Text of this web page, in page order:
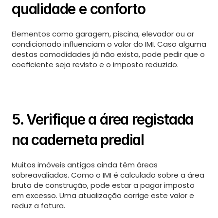
qualidade e conforto
Elementos como garagem, piscina, elevador ou ar
condicionado influenciam o valor do IMI. Caso alguma
destas comodidades já não exista, pode pedir que o
coeficiente seja revisto e o imposto reduzido.
5. Verifique a área registada
na caderneta predial
Muitos imóveis antigos ainda têm áreas
sobreavaliadas. Como o IMI é calculado sobre a área
bruta de construção, pode estar a pagar imposto
em excesso. Uma atualização corrige este valor e
reduz a fatura.